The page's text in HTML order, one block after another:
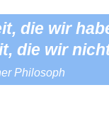
die wir
die wir
Philosoph